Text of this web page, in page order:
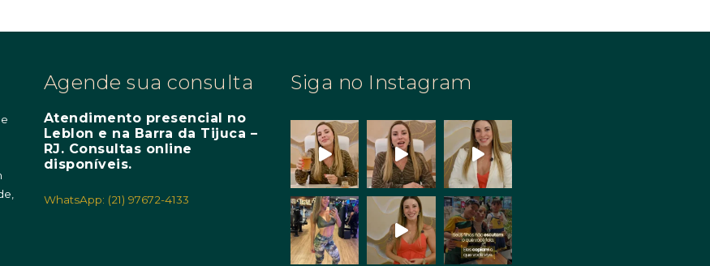
Agende sua consulta
Atendimento presencial no
Leblon e na Barra da Tijuca –
RJ. Consultas online
disponíveis.
WhatsApp: (21) 97672-4133
Siga no Instagram